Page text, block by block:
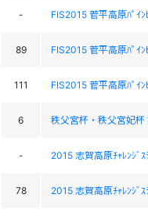
- FIS2015 菅平高原ﾊﾟｲﾝ
89 FIS2015 菅平高原ﾊﾟｲﾝ
111 FIS2015 菅平高原ﾊﾟｲﾝ
6 秩父宮杯・秩父宮妃
- 2015 志賀高原ﾁｬﾚﾝｼﾞｽ
78 2015 志賀高原ﾁｬﾚﾝｼﾞｽ